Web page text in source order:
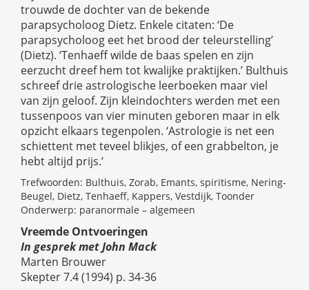
trouwde de dochter van de bekende
parapsycholoog Dietz. Enkele citaten: ‘De
parapsycholoog eet het brood der teleurstelling’
(Dietz). ‘Tenhaeff wilde de baas spelen en zijn
eerzucht dreef hem tot kwalijke praktijken.’ Bulthuis
schreef drie astrologische leerboeken maar viel
van zijn geloof. Zijn kleindochters werden met een
tussenpoos van vier minuten geboren maar in elk
opzicht elkaars tegenpolen. ‘Astrologie is net een
schiettent met teveel blikjes, of een grabbelton, je
hebt altijd prijs.’
Trefwoorden: Bulthuis, Zorab, Emants, spiritisme, Nering-
Beugel, Dietz, Tenhaeff, Kappers, Vestdijk, Toonder
Onderwerp: paranormale – algemeen
Vreemde Ontvoeringen
In gesprek met John Mack
Marten Brouwer
Skepter 7.4 (1994) p. 34-36